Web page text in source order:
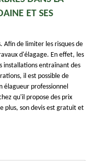
ET SES
Afin de limiter les risques de
d'élagage. En effet, les
installations entraînant des
il est possible de
élagueur professionnel
qu'il propose des prix
plus, son devis est gratuit et